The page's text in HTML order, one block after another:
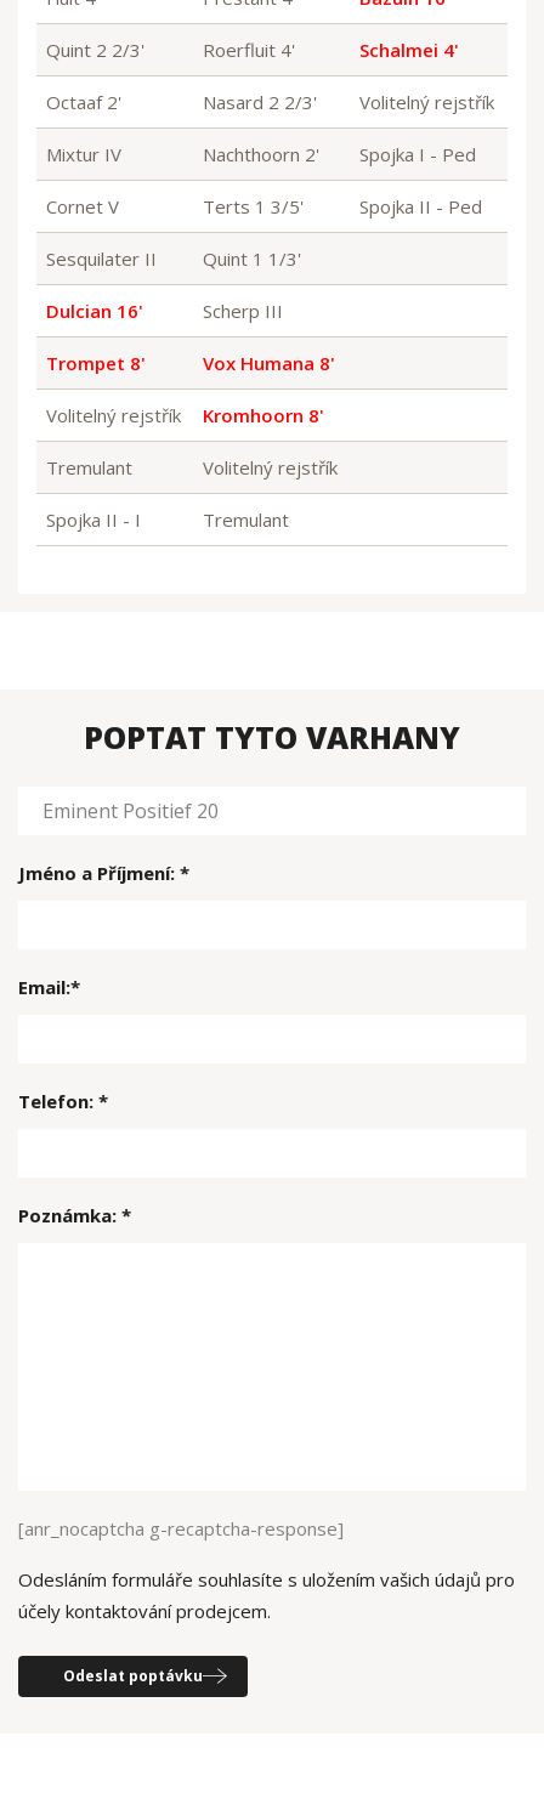
Quint 2 2/3' Roerfluit 4' Schalmei 4'
Octaaf 2' Nasard 2 2/3' Volitelný rejstřík
Mixtur IV Nachthoorn 2' Spojka I - Ped
Cornet V Terts 1 3/5' Spojka II - Ped
Sesquilater II Quint 1 1/3'
Dulcian 16' Scherp III
Trompet 8' Vox Humana 8'
Volitelný rejstřík Kromhoorn 8'
Tremulant Volitelný rejstřík
Spojka II - I Tremulant
POPTAT TYTO VARHANY
Jméno a Příjmení: *
Email:*
Telefon: *
Poznámka: *
[anr_nocaptcha g-recaptcha-response]
Odesláním formuláře souhlasíte s uložením vašich údajů pro
účely kontaktování prodejcem.